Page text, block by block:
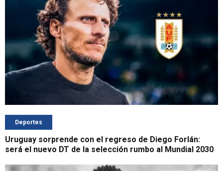
Deportes
Uruguay sorprende con el regreso de Diego Forlán:
será el nuevo DT de la selección rumbo al Mundial 2030